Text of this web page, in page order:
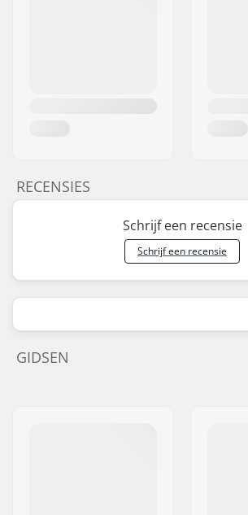
RECENSIES
Schrijf een recensie
Schrijf een recensie
GIDSEN